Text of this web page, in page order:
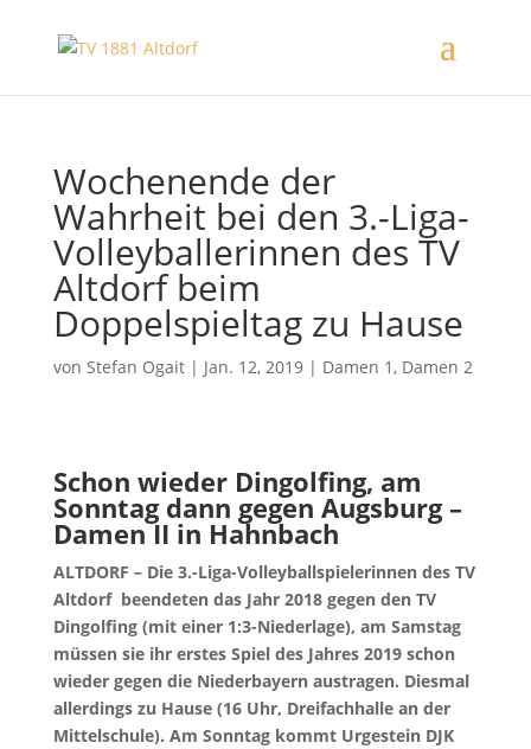
Wochenende der
Wahrheit bei den 3.-Liga-
Volleyballerinnen des TV
Altdorf beim
Doppelspieltag zu Hause
von Stefan Ogait| Jan. 12, 2019| Damen 1, Damen 2
Schon wieder Dingolfing, am
Sonntag dann gegen Augsburg –
Damen II in Hahnbach
ALTDORF – Die 3.-Liga-Volleyballspielerinnen des TV
Altdorf beendeten das Jahr 2018 gegen den TV
Dingolfing (mit einer 1:3-Niederlage), am Samstag
müssen sie ihr erstes Spiel des Jahres 2019 schon
wieder gegen die Niederbayern austragen. Diesmal
allerdings zu Hause (16 Uhr, Dreifachhalle an der
Mittelschule). Am Sonntag kommt Urgestein DJK